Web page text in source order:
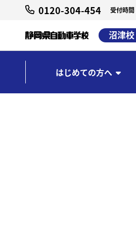
0120-304-454 受付時間
沼津校
はじめての方へ